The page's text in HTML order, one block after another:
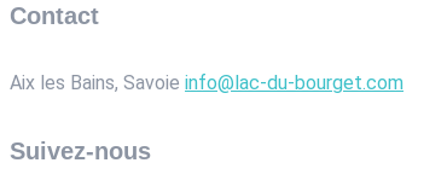
Contact
Aix les Bains, Savoie info@lac-du-bourget.com
Suivez-nous